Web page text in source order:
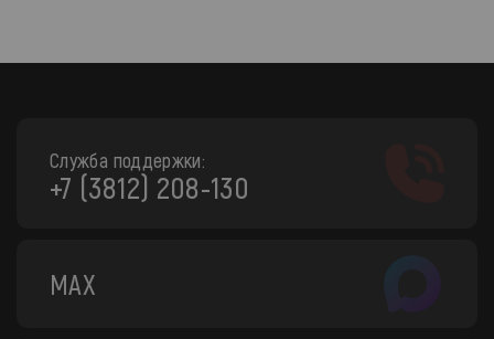
Служба поддержки:
+7 (3812) 208-130
MAX